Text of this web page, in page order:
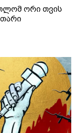
ორი თვის